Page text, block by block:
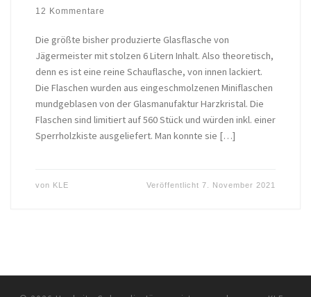
12 Kommentare
Die größte bisher produzierte Glasflasche von
Jägermeister mit stolzen 6 Litern Inhalt. Also theoretisch,
denn es ist eine reine Schauflasche, von innen lackiert.
Die Flaschen wurden aus eingeschmolzenen Miniflaschen
mundgeblasen von der Glasmanufaktur Harzkristal. Die
Flaschen sind limitiert auf 560 Stück und würden inkl. einer
Sperrholzkiste ausgeliefert. Man konnte sie […]
von KLE Veröffentlicht7. November 2021